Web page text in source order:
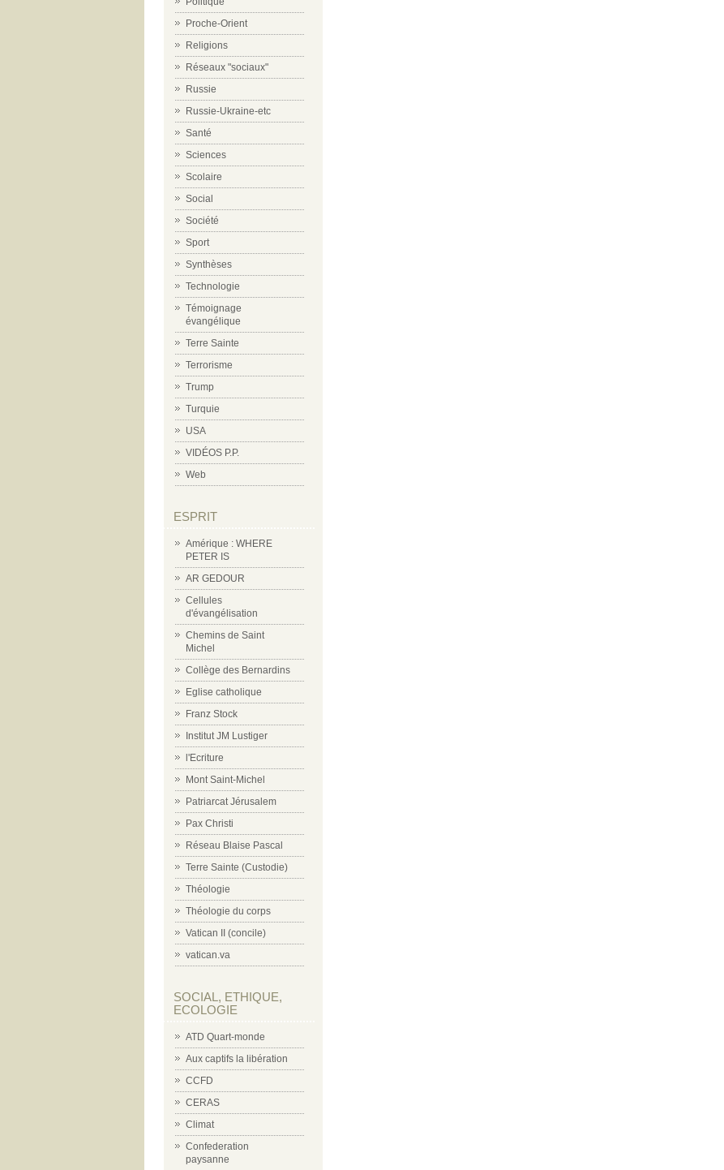
Proche-Orient
Religions
Réseaux "sociaux"
Russie
Russie-Ukraine-etc
Santé
Sciences
Scolaire
Social
Société
Sport
Synthèses
Technologie
Témoignage
évangélique
Terre Sainte
Terrorisme
Trump
Turquie
USA
VIDÉOS P.P.
Web
ESPRIT
Amérique : WHERE
PETER IS
AR GEDOUR
Cellules
d'évangélisation
Chemins de Saint
Michel
Collège des Bernardins
Eglise catholique
Franz Stock
Institut JM Lustiger
l'Ecriture
Mont Saint-Michel
Patriarcat Jérusalem
Pax Christi
Réseau Blaise Pascal
Terre Sainte (Custodie)
Théologie
Théologie du corps
Vatican II (concile)
vatican.va
SOCIAL, ETHIQUE,
ECOLOGIE
ATD Quart-monde
Aux captifs la libération
CCFD
CERAS
Climat
Confederation
paysanne